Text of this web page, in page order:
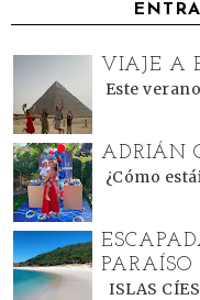
VIAJE A
Este
ADRIÁN
¿Cómo
ISLAS